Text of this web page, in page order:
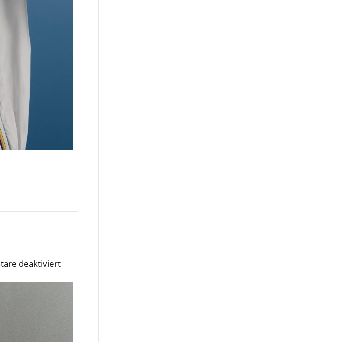
deaktiviertfür